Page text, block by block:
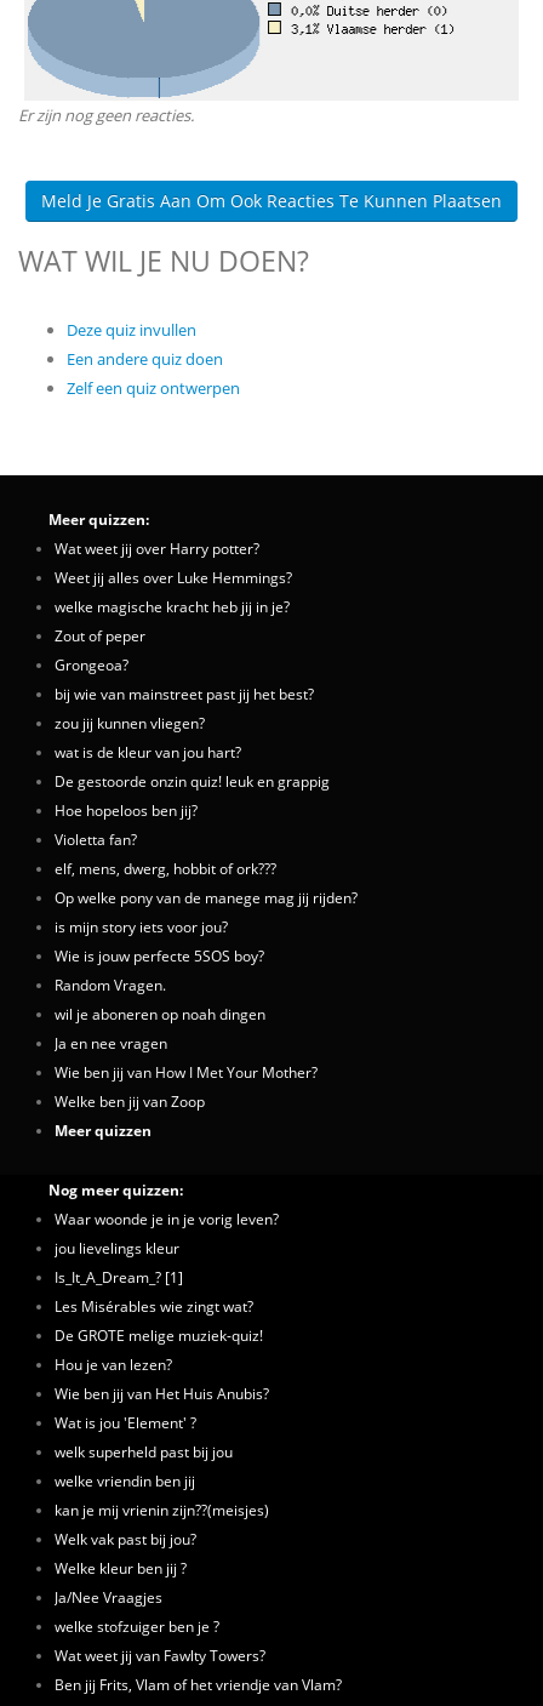
Er zijn nog geen reacties.
Meld Je Gratis Aan Om Ook Reacties Te Kunnen Plaatsen
WAT WIL JE NU DOEN?
Deze quiz invullen
Een andere quiz doen
Zelf een quiz ontwerpen
Meer quizzen:
Wat weet jij over Harry potter?
Weet jij alles over Luke Hemmings?
welke magische kracht heb jij in je?
Zout of peper
Grongeoa?
bij wie van mainstreet past jij het best?
zou jij kunnen vliegen?
wat is de kleur van jou hart?
De gestoorde onzin quiz! leuk en grappig
Hoe hopeloos ben jij?
Violetta fan?
elf, mens, dwerg, hobbit of ork???
Op welke pony van de manege mag jij rijden?
is mijn story iets voor jou?
Wie is jouw perfecte 5SOS boy?
Random Vragen.
wil je aboneren op noah dingen
Ja en nee vragen
Wie ben jij van How I Met Your Mother?
Welke ben jij van Zoop
Meer quizzen
Nog meer quizzen:
Waar woonde je in je vorig leven?
jou lievelings kleur
Is_It_A_Dream_? [1]
Les Misérables wie zingt wat?
De GROTE melige muziek-quiz!
Hou je van lezen?
Wie ben jij van Het Huis Anubis?
Wat is jou 'Element' ?
welk superheld past bij jou
welke vriendin ben jij
kan je mij vrienin zijn??(meisjes)
Welk vak past bij jou?
Welke kleur ben jij ?
Ja/Nee Vraagjes
welke stofzuiger ben je ?
Wat weet jij van Fawlty Towers?
Ben jij Frits, Vlam of het vriendje van Vlam?